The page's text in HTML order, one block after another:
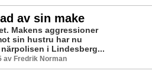
av sin make
Makens aggressioner
sin hustru har nu
i Lindesberg...
av Fredrik Norman